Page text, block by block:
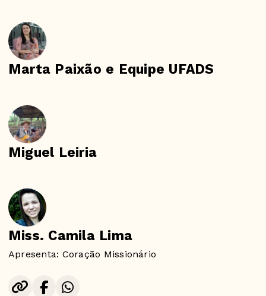
Marta Paixão e Equipe UFADS
Miguel Leiria
Miss. Camila Lima
Apresenta: Coração Missionário